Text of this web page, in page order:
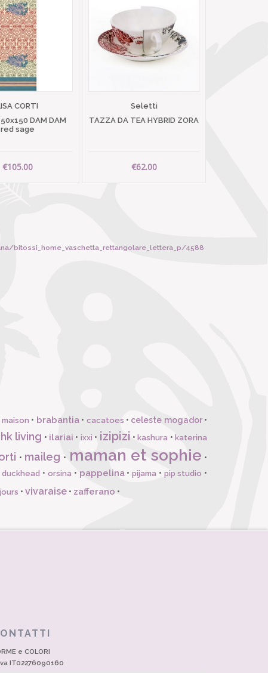
CORTI
50x150 DAM DAM
red sage
€105.00
Seletti
TAZZA DA TEA HYBRID ZORA
€62.00
bitossi_home_vaschetta_rettangolare_lettera_p/4588
• brabantia• cacatoes • celeste mogador•
hk living • ilariai • ixxi • izipizi •kashura •katerina
• maileg • maman et sophie •
• orsina • pappelina•pijama • pip studio •
• vivaraise • zafferano •
e COLORI
IT02276090160